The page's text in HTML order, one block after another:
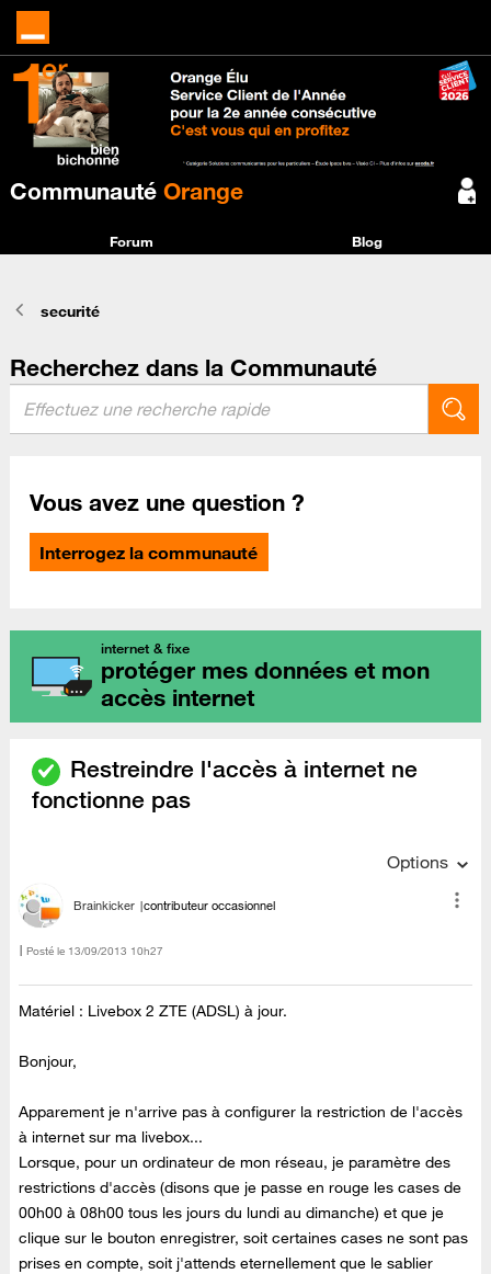
Communauté Orange
Forum Blog
securité
Recherchez dans la Communauté
Vous avez une question ?
Interrogez la communauté
internet & fixe
protéger mes données et mon
accès internet
Restreindre l'accès à internet ne
fonctionne pas
Options
Brainkicker contributeur occasionnel
Posté le ‎13/09/2013 10h27
Matériel : Livebox 2 ZTE (ADSL) à jour.
Bonjour,
Apparement je n'arrive pas à configurer la restriction de l'accès
à internet sur ma livebox...
Lorsque, pour un ordinateur de mon réseau, je paramètre des
restrictions d'accès (disons que je passe en rouge les cases de
00h00 à 08h00 tous les jours du lundi au dimanche) et que je
clique sur le bouton enregistrer, soit certaines cases ne sont pas
prises en compte, soit j'attends eternellement que le sablier